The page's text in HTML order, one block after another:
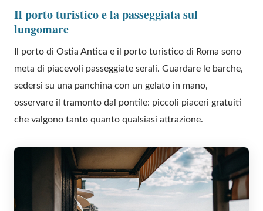
Il porto turistico e la passeggiata sul
lungomare
Il porto di Ostia Antica e il porto turistico di Roma sono
meta di piacevoli passeggiate serali. Guardare le barche,
sedersi su una panchina con un gelato in mano,
osservare il tramonto dal pontile: piccoli piaceri gratuiti
che valgono tanto quanto qualsiasi attrazione.